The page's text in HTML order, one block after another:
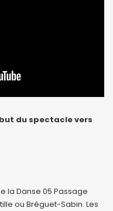
du spectacle vers
la Danse 05 Passage
ou Bréguet-Sabin. Les